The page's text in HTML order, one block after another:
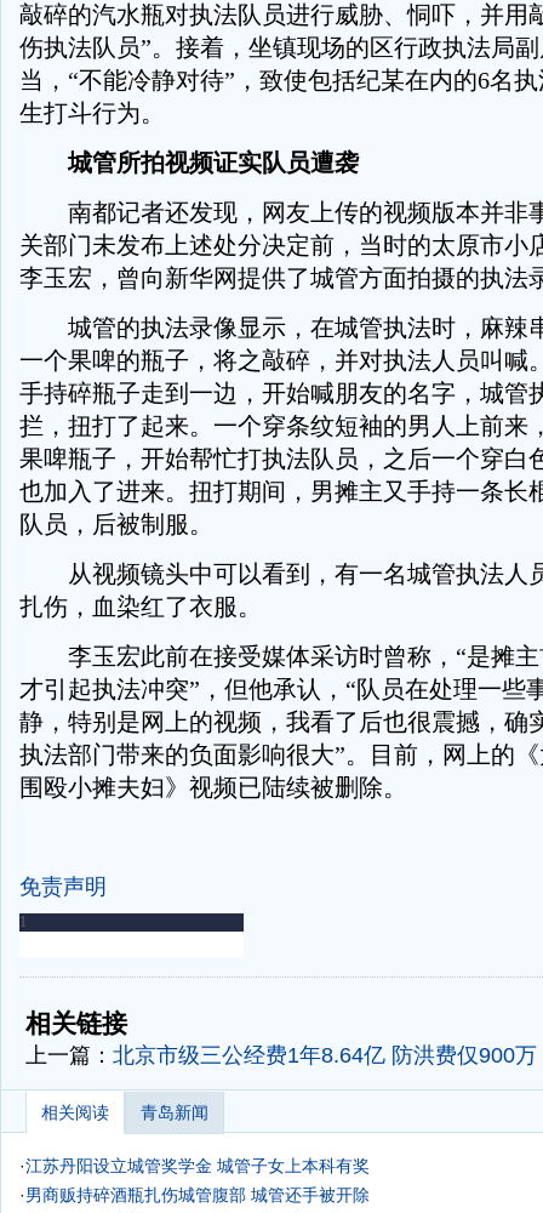
敲碎的汽水瓶对执法队员进行威胁、恫吓，并用
伤执法队员”。接着，坐镇现场的区行政执法局
当，“不能冷静对待”，致使包括纪某在内的6名
生打斗行为。
城管所拍视频证实队员遭袭
南都记者还发现，网友上传的视频版本并非
关部门未发布上述处分决定前，当时的太原市小
李玉宏，曾向新华网提供了城管方面拍摄的执法
城管的执法录像显示，在城管执法时，麻辣
一个果啤的瓶子，将之敲碎，并对执法人员叫喊
手持碎瓶子走到一边，开始喊朋友的名字，城管
拦，扭打了起来。一个穿条纹短袖的男人上前来
果啤瓶子，开始帮忙打执法队员，之后一个穿白
也加入了进来。扭打期间，男摊主又手持一条长
队员，后被制服。
从视频镜头中可以看到，有一名城管执法人
扎伤，血染红了衣服。
李玉宏此前在接受媒体采访时曾称，“是摊主
才引起执法冲突”，但他承认，“队员在处理一些
静，特别是网上的视频，我看了后也很震撼，确
执法部门带来的负面影响很大”。目前，网上的
围殴小摊夫妇》视频已陆续被删除。
免责声明
-
相关链接
上一篇： 北京市级三公经费1年8.64亿 防洪费仅900万
相关阅读 青岛新闻
·江苏丹阳设立城管奖学金 城管子女上本科有奖
·男商贩持碎酒瓶扎伤城管腹部 城管还手被开除